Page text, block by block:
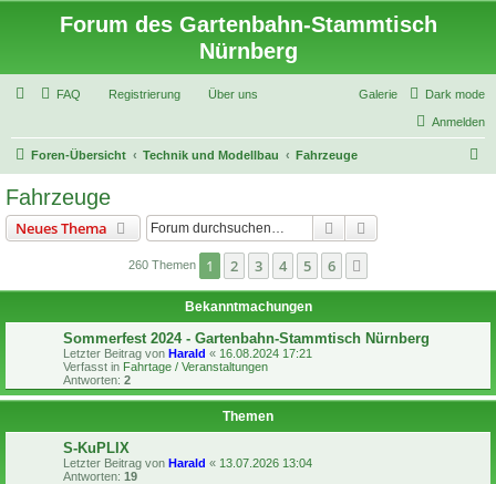
Forum des Gartenbahn-Stammtisch
Nürnberg
Dark mode
Galerie
FAQ Registrierung Über uns
Anmelden
Foren-Übersicht Technik und Modellbau Fahrzeuge
Fahrzeuge
Neues Thema Suche
260 Themen 1 2 3 4 5 6
Bekanntmachungen
Sommerfest 2024 - Gartenbahn-Stammtisch Nürnberg
Letzter Beitrag von Harald « 16.08.2024 17:21
Verfasst in Fahrtage / Veranstaltungen
Antworten: 2
Themen
S-KuPLIX
Letzter Beitrag von Harald « 13.07.2026 13:04
Antworten: 19